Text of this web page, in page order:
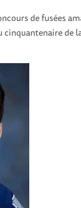
de fusées
cinquantenaire de